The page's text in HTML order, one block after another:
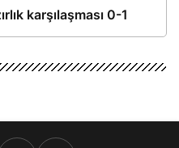
karşılaşması 0-1